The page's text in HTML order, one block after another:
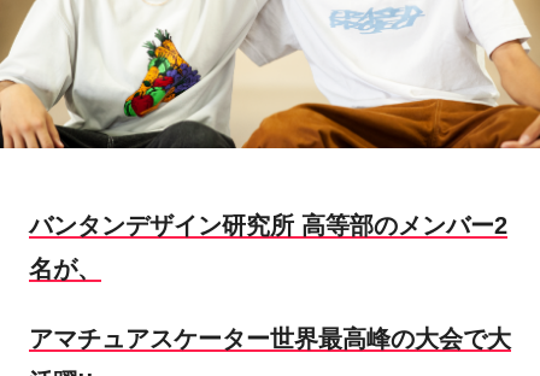
バンタンデザイン研究所 高等部のメンバー2
名が、
アマチュアスケーター世界最高峰の大会で大